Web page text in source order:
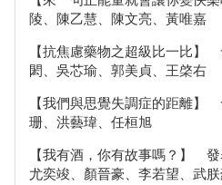
陵、陳乙慧、陳文亮、黃唯嘉
【抗焦慮藥物之超級比一比】
閎、吳芯瑜、郭美貞、王棨右
【我們與思覺失調症的距離】
珊、洪藝瑋、任桓旭
【我有酒，你有故事嗎？】 發
尤奕竣、顏晉豪、李若望、武朕